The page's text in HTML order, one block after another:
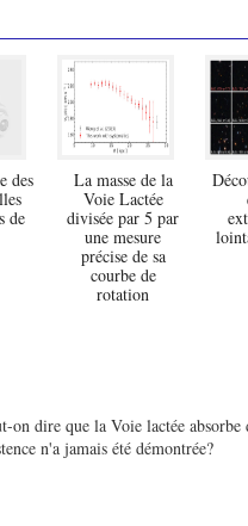
des
de
La masse de la
Voie Lactée
divisée par 5 par
une mesure
précise de sa
courbe de
rotation
on dire que la Voie lactée
n'a jamais été démontrée?